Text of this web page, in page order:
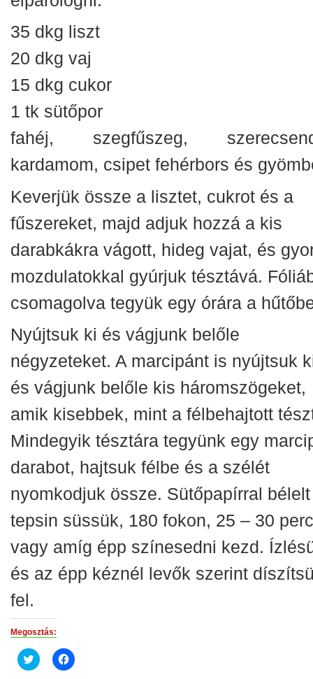
35 dkg liszt
20 dkg vaj
15 dkg cukor
1 tk sütőpor
fahéj, szegfűszeg,
kardamom, csipet fehérbors és
Keverjük össze a lisztet, cukrot és a
fűszereket, majd adjuk hozzá a kis
darabkákra vágott, hideg vajat, és
mozdulatokkal gyúrjuk tésztává.
csomagolva tegyük egy órára a
Nyújtsuk ki és vágjunk belőle
négyzeteket. A marcipánt is nyújtsuk
és vágjunk belőle kis háromszögeket,
amik kisebbek, mint a félbehajtott
Mindegyik tésztára tegyünk egy
darabot, hajtsuk félbe és a szélét
nyomkodjuk össze. Sütőpapírral bélelt
tepsin süssük, 180 fokon, 25 – 30
vagy amíg épp színesedni kezd.
és az épp kéznél levők szerint
fel.
Megosztás:
Click
to
Click
to